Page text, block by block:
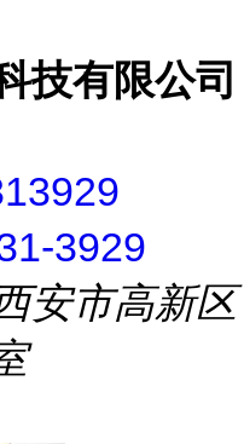
技有限公司
3929
安市高新区